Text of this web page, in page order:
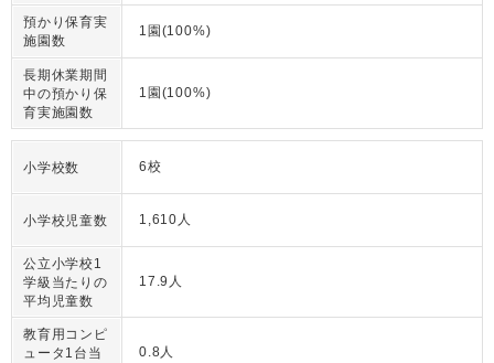
預かり保育実
施園数
1園(100%)
長期休業期間
中の預かり保
育実施園数
1園(100%)
小学校数 6校
小学校児童数 1,610人
公立小学校1
学級当たりの
平均児童数
17.9人
教育用コンピ
ュータ1台当
0.8人